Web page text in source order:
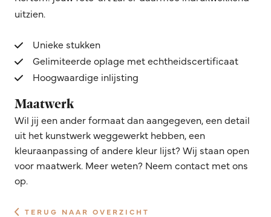
uitzien.
Unieke stukken
Gelimiteerde oplage met echtheidscertificaat
Hoogwaardige inlijsting
Maatwerk
Wil jij een ander formaat dan aangegeven, een detail
uit het kunstwerk weggewerkt hebben, een
kleuraanpassing of andere kleur lijst? Wij staan open
voor maatwerk. Meer weten? Neem contact met ons
op.
TERUG NAAR OVERZICHT